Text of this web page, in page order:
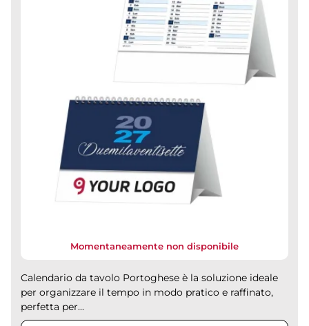
Momentaneamente non disponibile
Calendario da tavolo Portoghese è la soluzione ideale
per organizzare il tempo in modo pratico e raffinato,
perfetta per...